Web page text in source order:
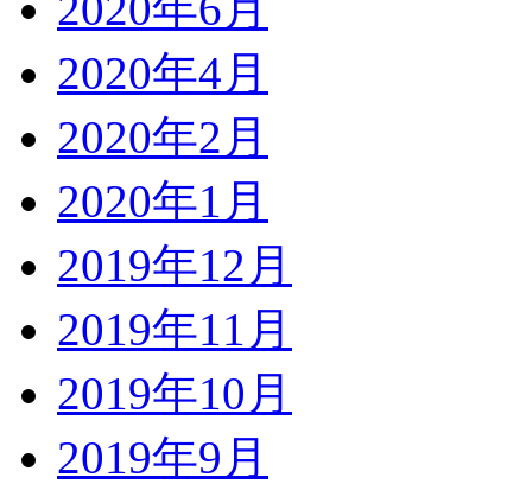
2020年4月
2020年2月
2020年1月
2019年12月
2019年11月
2019年10月
2019年9月